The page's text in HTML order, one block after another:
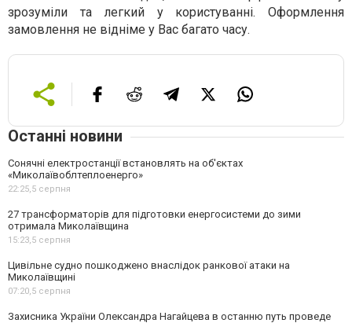
зрозуміли та легкий у користуванні. Оформлення
замовлення не відніме у Вас багато часу.
Останні новини
Сонячні електростанції встановлять на об'єктах
«Миколаївоблтеплоенерго»
22:25,5 серпня
27 трансформаторів для підготовки енергосистеми до зими
отримала Миколаївщина
15:23,5 серпня
Цивільне судно пошкоджено внаслідок ранкової атаки на
Миколаївщині
07:20,5 серпня
Захисника України Олександра Нагайцева в останню путь проведе